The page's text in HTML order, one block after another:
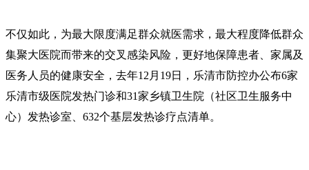
不仅如此，为最大限度满足群众就医需求，最大程度降低群众
集聚大医院而带来的交叉感染风险，更好地保障患者、家属及
医务人员的健康安全，去年12月19日，乐清市防控办公布6家
乐清市级医院发热门诊和31家乡镇卫生院（社区卫生服务中
心）发热诊室、632个基层发热诊疗点清单。